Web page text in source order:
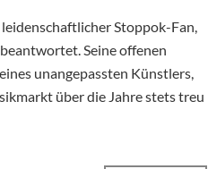
Stoppok-Fan,
Seine offenen
unangepassten Künstlers,
über die Jahre stets treu